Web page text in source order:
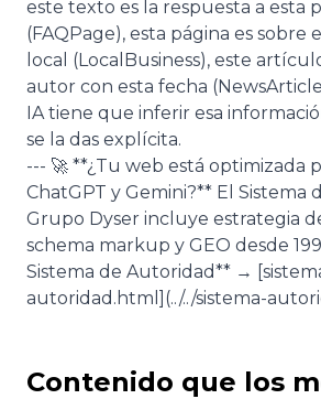
este texto es la respuesta a esta
(FAQPage), esta página es sobre
local (LocalBusiness), este
autor con esta fecha
IA tiene que inferir esa
se la das explícita.
--- 🚀 **¿Tu web está optimizada
ChatGPT y Gemini?** El Sistema
Grupo Dyser incluye estrategia
schema markup y GEO desde
Sistema de Autoridad** →
autoridad.html](../../sistema-
Contenido que los